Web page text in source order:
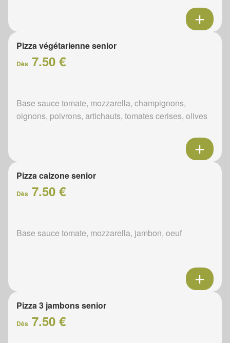
Pizza végétarienne senior
Dès 7.50 €
Base sauce tomate, mozzarella, champignons,
oignons, poivrons, artichauts, tomates cerises, olives
Pizza calzone senior
Dès 7.50 €
Base sauce tomate, mozzarella, jambon, oeuf
Pizza 3 jambons senior
Dès 7.50 €